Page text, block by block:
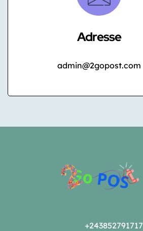
Adresse
admin@2gopost.com
+243852791717